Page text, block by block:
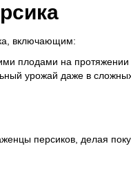
включающим:
плодами на протяжении
урожай даже в сложных
персиков, делая